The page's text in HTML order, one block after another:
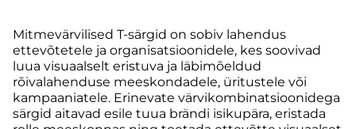
Mitmevärvilised T-särgid on sobiv lahendus
ettevõtetele ja organisatsioonidele, kes soovivad
luua visuaalselt eristuva ja läbimõeldud
rõivalahenduse meeskondadele, üritustele või
kampaaniatele. Erinevate värvikombinatsioonidega
särgid aitavad esile tuua brändi isikupära, eristada